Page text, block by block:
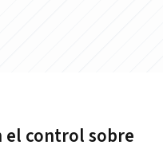
el control sobre